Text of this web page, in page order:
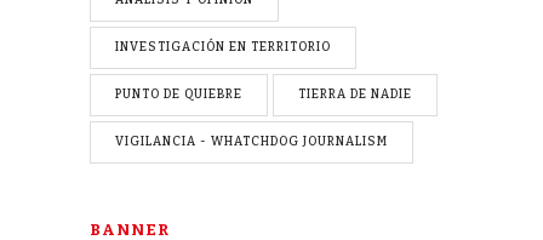
INVESTIGACIÓN EN TERRITORIO
PUNTO DE QUIEBRE TIERRA DE NADIE
VIGILANCIA - WHATCHDOG JOURNALISM
BANNER